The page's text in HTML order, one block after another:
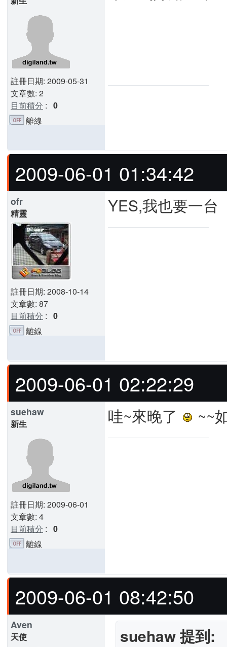
註冊日期: 2009-05-31
文章數: 2
目前積分 : 0
離線
2009-06-01 01:34:42
ofr
精靈
註冊日期: 2008-10-14
文章數: 87
目前積分 : 0
YES,我也要一台
離線
2009-06-01 02:22:29
suehaw
新生
註冊日期: 2009-06-01
文章數: 4
目前積分 : 0
哇~來晚了 ~~
離線
2009-06-01 08:42:50
Aven
天使
suehaw 提到: